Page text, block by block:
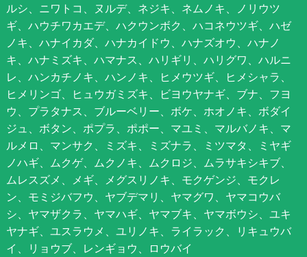
ルシ、ニワトコ、ヌルデ、ネジキ、ネムノキ、ノリウツ
ギ、ハウチワカエデ、ハクウンボク、ハコネウツギ、ハゼ
ノキ、ハナイカダ、ハナカイドウ、ハナズオウ、ハナノ
キ、ハナミズキ、ハマナス、ハリギリ、ハリグワ、ハルニ
レ、ハンカチノキ、ハンノキ、ヒメウツギ、ヒメシャラ、
ヒメリンゴ、ヒュウガミズキ、ビヨウヤナギ、ブナ、フヨ
ウ、プラタナス、ブルーベリー、ボケ、ホオノキ、ボダイ
ジュ、ボタン、ポプラ、ポポー、マユミ、マルバノキ、マ
ルメロ、マンサク、ミズキ、ミズナラ、ミツマタ、ミヤギ
ノハギ、ムクゲ、ムクノキ、ムクロジ、ムラサキシキブ、
ムレスズメ、メギ、メグスリノキ、モクゲンジ、モクレ
ン、モミジバフウ、ヤブデマリ、ヤマグワ、ヤマコウバ
シ、ヤマザクラ、ヤマハギ、ヤマブキ、ヤマボウシ、ユキ
ヤナギ、ユスラウメ、ユリノキ、ライラック、リキュウバ
イ、リョウブ、レンギョウ、ロウバイ